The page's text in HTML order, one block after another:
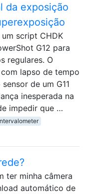
da exposição
script CHDK
G12 para
regulares. O
lapso de tempo
de um G11
inesperada na
impedir que …
ter minha câmera
automático de